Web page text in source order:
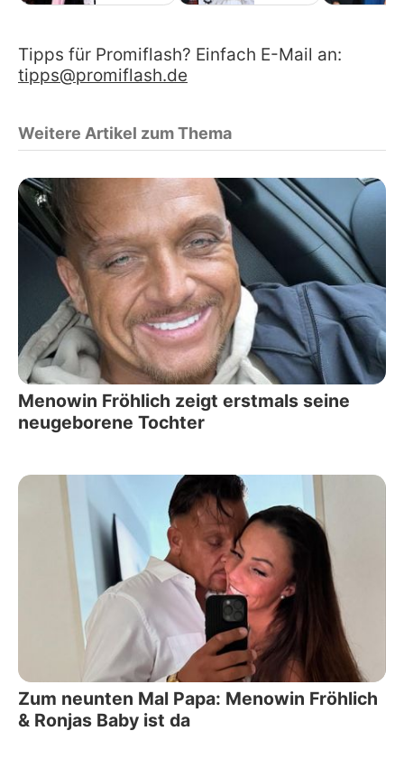
Tipps für Promiflash? Einfach E-Mail an:
tipps@promiflash.de
Weitere Artikel zum Thema
Menowin Fröhlich zeigt erstmals seine
neugeborene Tochter
Zum neunten Mal Papa: Menowin Fröhlich
& Ronjas Baby ist da